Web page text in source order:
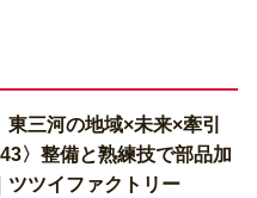
東三河の地域×未来×牽引
〉整備と熟練技で部品加
ツツイファクトリー